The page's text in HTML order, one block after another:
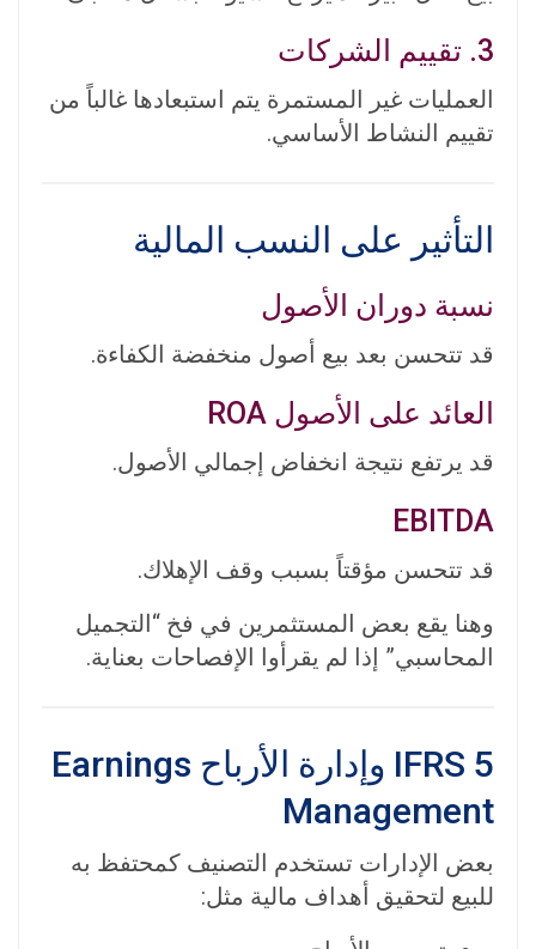
3. تقييم الشركات
العمليات غير المستمرة يتم استبعادها غالباً من
تقييم النشاط الأساسي.
التأثير على النسب المالية
نسبة دوران الأصول
قد تتحسن بعد بيع أصول منخفضة الكفاءة.
العائد على الأصول ROA
قد يرتفع نتيجة انخفاض إجمالي الأصول.
EBITDA
قد تتحسن مؤقتاً بسبب وقف الإهلاك.
وهنا يقع بعض المستثمرين في فخ “التجميل
المحاسبي” إذا لم يقرأوا الإفصاحات بعناية.
IFRS 5 وإدارة الأرباح Earnings
Management
بعض الإدارات تستخدم التصنيف كمحتفظ به
للبيع لتحقيق أهداف مالية مثل: